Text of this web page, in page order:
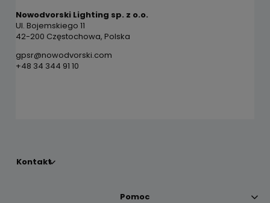
Nowodvorski Lighting sp. z o.o.
Ul. Bojemskiego 11
42-200 Częstochowa, Polska
gpsr@nowodvorski.com
+48 34 344 91 10
Kontakt
Pomoc